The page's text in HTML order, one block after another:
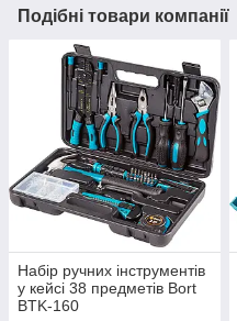
Подібні товари компанії
Набір ручних інструментів
у кейсі 38 предметів Bort
BTK-160